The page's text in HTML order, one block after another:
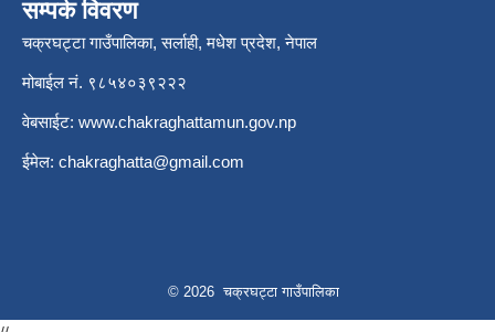
सम्पर्क विवरण
चक्रघट्टा गाउँपालिका, सर्लाही, मधेश प्रदेश, नेपाल
मोबाईल नं. ९८५४०३९२२२
वेबसाईट: www.chakraghattamun.gov.np
ईमेल: chakraghatta@gmail.com
© 2026 चक्रघट्टा गाउँपालिका